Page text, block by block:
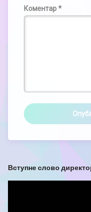
Коментар*
Вступне слово